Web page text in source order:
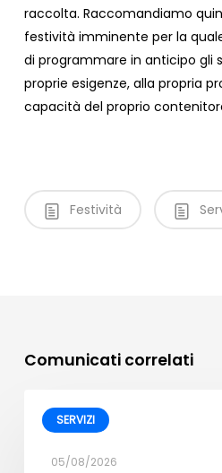
raccolta. Raccomandiamo
festività imminente per la
di programmare in anticipo gli
proprie esigenze, alla propria
capacità del proprio
Festività
Comunicati correlati
SERVIZI
05/08/2026